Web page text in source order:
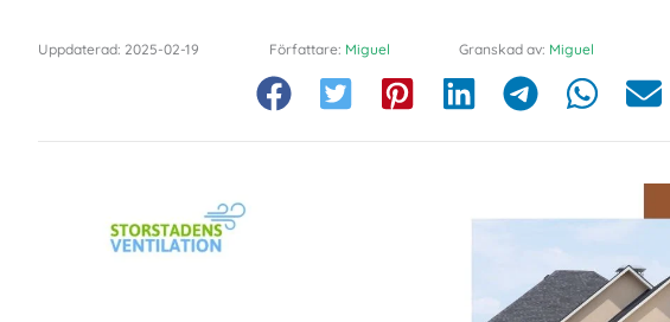
Uppdaterad: 2025-02-19 Författare: Miguel Granskad av: Miguel